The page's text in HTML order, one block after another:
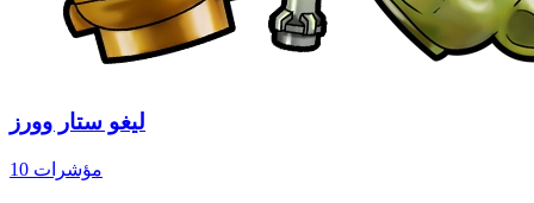
ليغو ستار وورز
10 مؤشرات